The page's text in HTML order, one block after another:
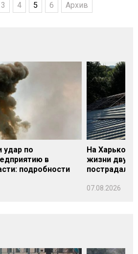
3 4 5 6 Архив
удар по
в
подробности
На
жизни двух
пострадали
07.08.2026